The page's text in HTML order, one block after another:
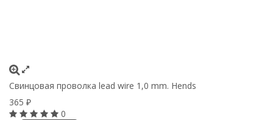
Свинцовая проволка lead wire 1,0 mm. Hends
365 ₽
0